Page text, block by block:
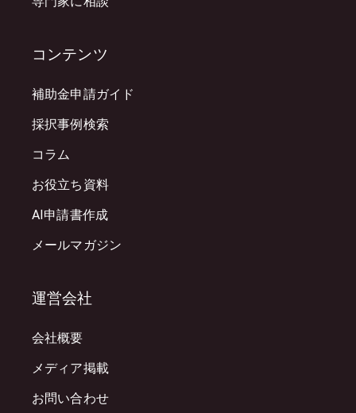
コンテンツ
補助金申請ガイド
採択事例検索
コラム
お役立ち資料
AI申請書作成
メールマガジン
運営会社
会社概要
メディア掲載
お問い合わせ